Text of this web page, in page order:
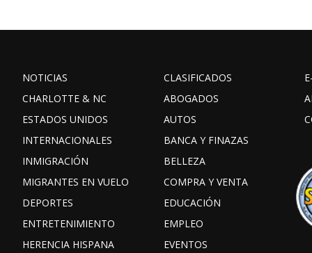
NOTICIAS
CHARLOTTE & NC
ESTADOS UNIDOS
INTERNACIONALES
INMIGRACIÓN
MIGRANTES EN VUELO
DEPORTES
ENTRETENIMIENTO
HERENCIA HISPANA
CLASIFICADOS
ABOGADOS
AUTOS
BANCA Y FINAZAS
BELLEZA
COMPRA Y VENTA
EDUCACIÓN
EMPLEO
EVENTOS